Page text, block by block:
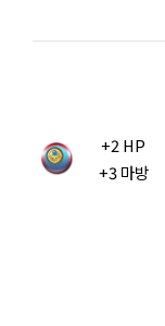
+2 HP
+3 마방